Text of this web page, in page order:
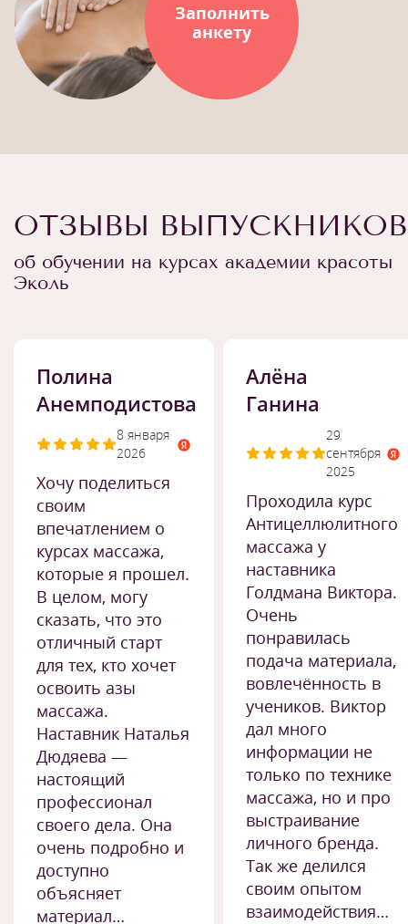
Заполнить
анкету
ОТЗЫВЫ ВЫПУСКНИКОВ
об обучении на курсах академии красоты
Эколь
Полина
Анемподистова
8 января
2026
Хочу поделиться
своим
впечатлением о
курсах массажа,
которые я прошел.
В целом, могу
сказать, что это
отличный старт
для тех, кто хочет
освоить азы
массажа.
Наставник Наталья
Дюдяева —
настоящий
профессионал
своего дела. Она
очень подробно и
доступно
объясняет
материал…
Алёна
Ганина
29
сентября
2025
Проходила курс
Антицеллюлитного
массажа у
наставника
Голдмана Виктора.
Очень
понравилась
подача материала,
вовлечённость в
учеников. Виктор
дал много
информации не
только по технике
массажа, но и про
выстраивание
личного бренда.
Так же делился
своим опытом
взаимодействия…